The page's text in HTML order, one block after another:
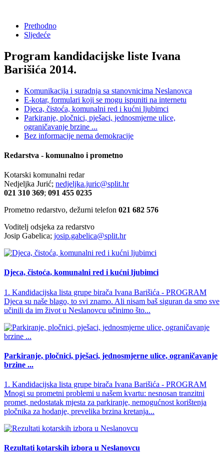
Prethodno
Sljedeće
Program kandidacijske liste Ivana
Barišića 2014.
Komunikacija i suradnja sa stanovnicima Neslanovca
E-kotar, formulari koji se mogu ispuniti na internetu
Djeca, čistoća, komunalni red i kućni ljubimci
Parkiranje, pločnici, pješaci, jednosmjerne ulice,
ograničavanje brzine ...
Bez informacije nema demokracije
Redarstva - komunalno i prometno
Kotarski komunalni redar
Nedjeljka Jurić; nedjeljka.juric@split.hr
021 310 369; 091 455 0235
Prometno redarstvo, dežurni telefon 021 682 576
Voditelj odsjeka za redarstvo
Josip Gabelica; josip.gabelica@split.hr
Djeca, čistoća, komunalni red i kućni ljubimci
1. Kandidacijska lista grupe birača Ivana Barišića - PROGRAM
Djeca su naše blago, to svi znamo. Ali nisam baš siguran da smo sve
učinili da im život u Neslanovcu učinimo što...
Parkiranje, pločnici, pješaci, jednosmjerne ulice, ograničavanje
brzine ...
1. Kandidacijska lista grupe birača Ivana Barišića - PROGRAM
Mnogi su prometni problemi u našem kvartu: nesnosan tranzitni
promet, nedostatak mjesta za parkiranje, nemogućnost korištenja
pločnika za hodanje, prevelika brzina kretanja...
Rezultati kotarskih izbora u Neslanovcu